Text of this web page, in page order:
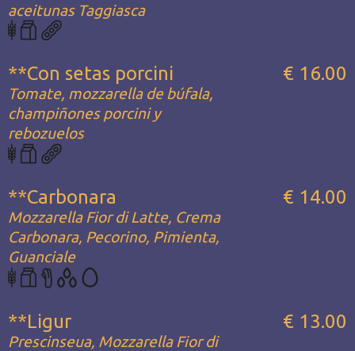
aceitunas Taggiasca
**Con setas porcini
Tomate, mozzarella de búfala,
champiñones porcini y
rebozuelos
€ 16.00
**Carbonara
Mozzarella Fior di Latte, Crema
Carbonara, Pecorino, Pimienta,
Guanciale
€ 14.00
**Ligur
Prescinseua, Mozzarella Fior di
€ 13.00